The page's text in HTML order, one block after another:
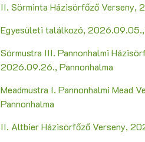
II. Sörminta Házisörfőző Verseny,
Egyesületi találkozó,
Sörmustra III. Pannonhalmi
2026.09.26., Pannonhalma
Meadmustra I. Pannonhalmi Mead
Pannonhalma
II. Altbier Házisörfőző Verseny,